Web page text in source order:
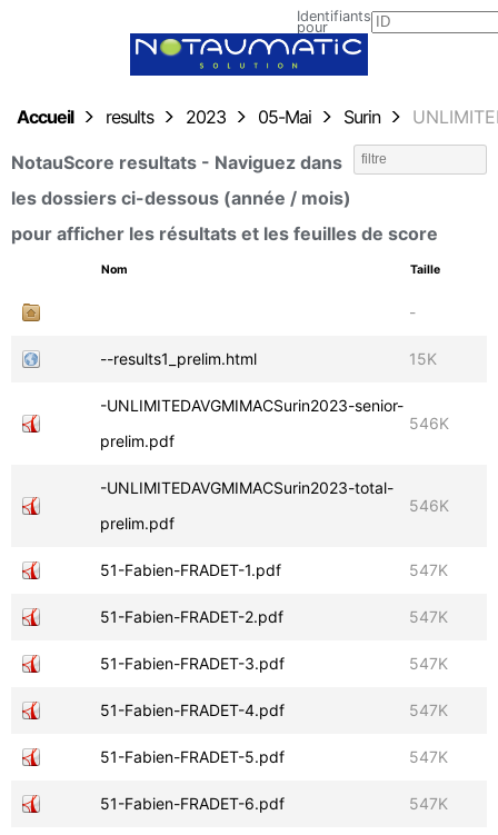
Identifiants
pour
envoyer
les
résultats
Accueil results 2023 05-Mai Surin
NotauScore resultats - Naviguez dans
les dossiers ci-dessous (année / mois)
pour afficher les résultats et les feuilles de score
-
--results1_prelim.html 15K
-UNLIMITEDAVGMIMACSurin2023-senior-
prelim.pdf
546K
-UNLIMITEDAVGMIMACSurin2023-total-
prelim.pdf
546K
51-Fabien-FRADET-1.pdf 547K
51-Fabien-FRADET-2.pdf 547K
51-Fabien-FRADET-3.pdf 547K
51-Fabien-FRADET-4.pdf 547K
51-Fabien-FRADET-5.pdf 547K
51-Fabien-FRADET-6.pdf 547K